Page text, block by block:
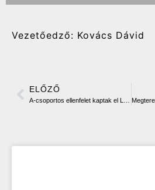
Vezetőedző: Kovács Dávid
ELŐZŐ